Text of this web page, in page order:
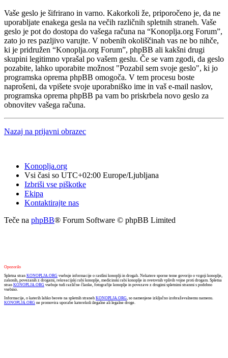
Vaše geslo je šifrirano in varno. Kakorkoli že, priporočeno je, da ne
uporabljate enakega gesla na večih različnih spletnih straneh. Vaše
geslo je pot do dostopa do vašega računa na “Konoplja.org Forum”,
zato jo res pazljivo varujte. V nobenih okoliščinah vas ne bo nihče,
ki je pridružen “Konoplja.org Forum”, phpBB ali kakšni drugi
skupini legitimno vprašal po vašem geslu. Če se vam zgodi, da geslo
pozabite, lahko uporabite možnost "Pozabil sem svoje geslo", ki jo
programska oprema phpBB omogoča. V tem procesu boste
naprošeni, da vpišete svoje uporabniško ime in vaš e-mail naslov,
programska oprema phpBB pa vam bo priskrbela novo geslo za
obnovitev vašega računa.
Nazaj na prijavni obrazec
Konoplja.org
Vsi časi so UTC+02:00 Europe/Ljubljana
Izbriši vse piškotke
Ekipa
Kontaktirajte nas
Teče na phpBB® Forum Software © phpBB Limited
Opozorilo
Spletna stran KONOPLJA.ORG vsebuje informacije o rastlini konoplji in drogah. Nekatere sporne teme govorijo o vzgoji konoplje,
zakonih, povezanih z drogami, rekreacijski rabi konoplje, medicinski rabi konoplje in svetovnih vplivih vojne proti drogam. Spletna
stran KONOPLJA.ORG vsebuje tudi različne članke, fotografije konoplje in povezave z drugimi spletnimi stranmi s podobno
vsebino.
Informacije, o katerih lahko berete na spletnih straneh KONOPLJA.ORG , so namenjene izključno izobraževalnemu namenu.
KONOPLJA.ORG ne promovira uporabe katerekoli ilegalne ali legalne droge.